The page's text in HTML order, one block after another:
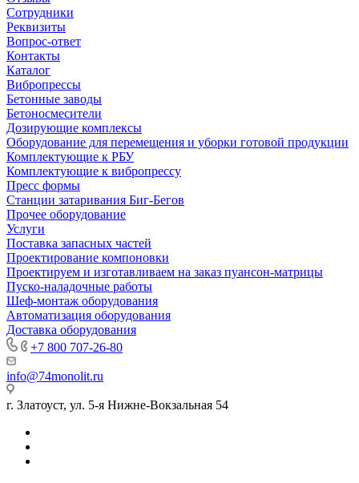
Сотрудники
Реквизиты
Вопрос-ответ
Контакты
Каталог
Вибропрессы
Бетонные заводы
Бетоносмесители
Дозирующие комплексы
Оборудование для перемещения и уборки готовой продукции
Комплектующие к РБУ
Комплектующие к вибропрессу
Пресс формы
Станции затаривания Биг-Бегов
Прочее оборудование
Услуги
Поставка запасных частей
Проектирование компоновки
Проектируем и изготавливаем на заказ пуансон-матрицы
Пуско-наладочные работы
Шеф-монтаж оборудования
Автоматизация оборудования
Доставка оборудования
+7 800 707-26-80
info@74monolit.ru
г. Златоуст, ул. 5-я Нижне-Вокзальная 54